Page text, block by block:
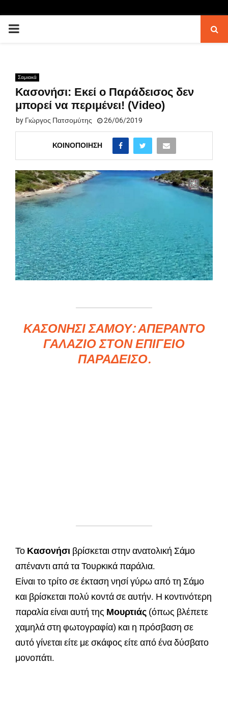
PRIMARY
Σαμιακά
Κασονήσι: Εκεί ο Παράδεισος δεν
μπορεί να περιμένει! (Video)
by Γιώργος Πατσομύτης 26/06/2019
ΚΟΙΝΟΠΟΊΗΣΗ
ΚΑΣΟΝΉΣΙ ΣΆΜΟΥ: ΑΠΈΡΑΝΤΟ
ΓΑΛΆΖΙΟ ΣΤΟΝ ΕΠΊΓΕΙΟ
ΠΑΡΆΔΕΙΣΟ.
Το Κασονήσι βρίσκεται στην ανατολική Σάμο
απέναντι απά τα Τουρκικά παράλια.
Είναι το τρίτο σε έκταση νησί γύρω από τη Σάμο
και βρίσκεται πολύ κοντά σε αυτήν. Η κοντινότερη
παραλία είναι αυτή της Μουρτιάς (όπως βλέπετε
χαμηλά στη φωτογραφία) και η πρόσβαση σε
αυτό γίνεται είτε με σκάφος είτε από ένα δύσβατο
μονοπάτι.